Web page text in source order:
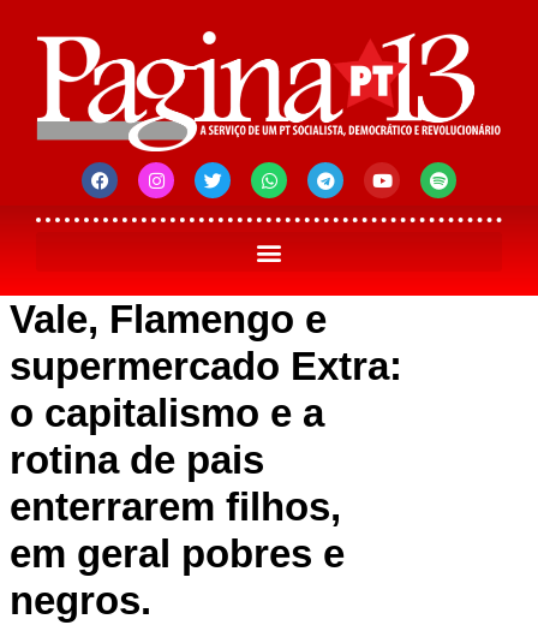
Vale, Flamengo e
supermercado Extra:
o capitalismo e a
rotina de pais
enterrarem filhos,
em geral pobres e
negros.